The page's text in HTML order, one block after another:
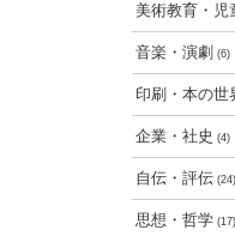
美術教育・児
音楽・演劇 (6)
印刷・本の世
企業・社史 (4)
自伝・評伝 (24)
思想・哲学 (17)